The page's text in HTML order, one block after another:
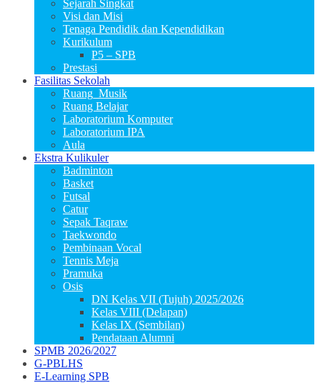
Sejarah Singkat
Visi dan Misi
Tenaga Pendidik dan Kependidikan
Kurikulum
P5 – SPB
Prestasi
Fasilitas Sekolah
Ruang_Musik
Ruang Belajar
Laboratorium Komputer
Laboratorium IPA
Aula
Ekstra Kulikuler
Badminton
Basket
Futsal
Catur
Sepak Taqraw
Taekwondo
Pembinaan Vocal
Tennis Meja
Pramuka
Osis
DN Kelas VII (Tujuh) 2025/2026
Kelas VIII (Delapan)
Kelas IX (Sembilan)
Pendataan Alumni
SPMB 2026/2027
G-PBLHS
E-Learning SPB